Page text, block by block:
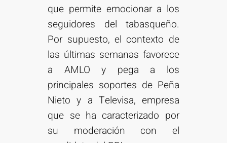
que permite emocionar a los
seguidores del tabasqueño.
Por supuesto, el contexto de
las últimas semanas favorece
a AMLO y pega a los
principales soportes de Peña
Nieto y a Televisa, empresa
que se ha caracterizado por
su moderación con el